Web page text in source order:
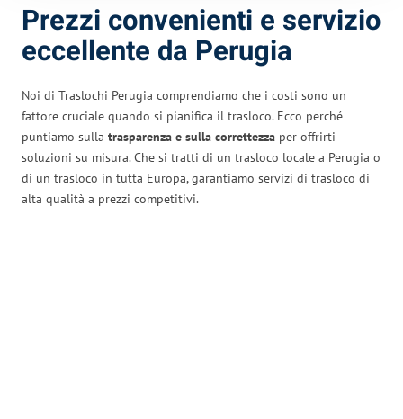
Prezzi convenienti e servizio
eccellente da Perugia
Noi di Traslochi Perugia comprendiamo che i costi sono un
fattore cruciale quando si pianifica il trasloco. Ecco perché
puntiamo sulla trasparenza e sulla correttezza per offrirti
soluzioni su misura. Che si tratti di un trasloco locale a Perugia o
di un trasloco in tutta Europa, garantiamo servizi di trasloco di
alta qualità a prezzi competitivi.